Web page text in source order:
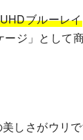
ブルーレイ
ジ」として
しさがウリ